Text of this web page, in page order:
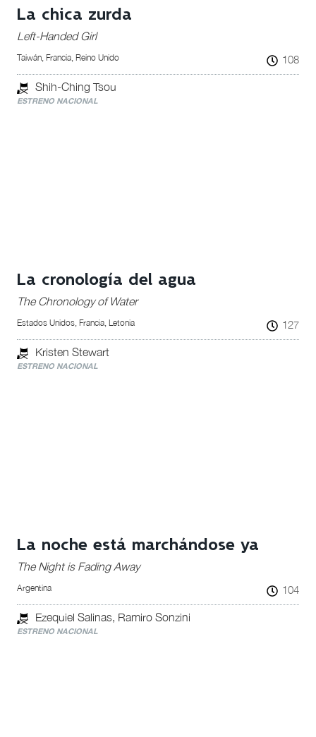
La chica zurda
Left-Handed Girl
Taiwán, Francia, Reino Unido 108
Shih-Ching Tsou
ESTRENO NACIONAL
La cronología del agua
The Chronology of Water
Estados Unidos, Francia, Letonia 127
Kristen Stewart
ESTRENO NACIONAL
La noche está marchándose ya
The Night is Fading Away
Argentina 104
Ezequiel Salinas, Ramiro Sonzini
ESTRENO NACIONAL